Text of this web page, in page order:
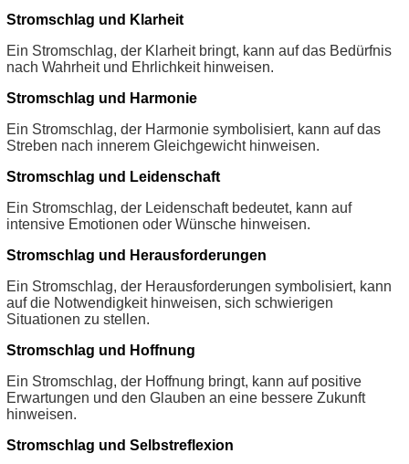
Stromschlag und Klarheit
Ein Stromschlag, der Klarheit bringt, kann auf das Bedürfnis
nach Wahrheit und Ehrlichkeit hinweisen.
Stromschlag und Harmonie
Ein Stromschlag, der Harmonie symbolisiert, kann auf das
Streben nach innerem Gleichgewicht hinweisen.
Stromschlag und Leidenschaft
Ein Stromschlag, der Leidenschaft bedeutet, kann auf
intensive Emotionen oder Wünsche hinweisen.
Stromschlag und Herausforderungen
Ein Stromschlag, der Herausforderungen symbolisiert, kann
auf die Notwendigkeit hinweisen, sich schwierigen
Situationen zu stellen.
Stromschlag und Hoffnung
Ein Stromschlag, der Hoffnung bringt, kann auf positive
Erwartungen und den Glauben an eine bessere Zukunft
hinweisen.
Stromschlag und Selbstreflexion